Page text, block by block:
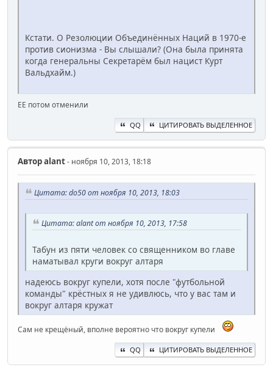
Кстати. О Резолюции Объединённых Наций в 1970-е
против сионизма - Вы слышали? (Она была принята
когда генеральны Секретарём был нацист Курт
Вальдхайм.)
ЕЕ потом отменили
QQ ЦИТИРОВАТЬ ВЫДЕЛЕННОЕ
Авторalant- ноября 10, 2013, 18:18
Цитата: do50 от ноября 10, 2013, 18:03
Цитата: alant от ноября 10, 2013, 17:58
Табун из пяти человек со священником во главе
наматывал круги вокруг алтаря
надеюсь вокруг купели, хотя после "футбольной
команды" крёстных я не удивлюсь, что у вас там и
вокруг алтаря кружат
Сам не крещёный, вполне вероятно что вокруг купели
QQ ЦИТИРОВАТЬ ВЫДЕЛЕННОЕ